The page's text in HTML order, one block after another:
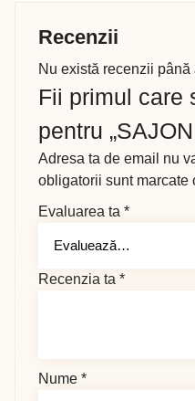
Recenzii
Nu există recenzii până
Fii primul care
pentru
Adresa ta de email nu
obligatorii sunt marcate
Evaluarea ta *
Recenzia ta *
Nume *